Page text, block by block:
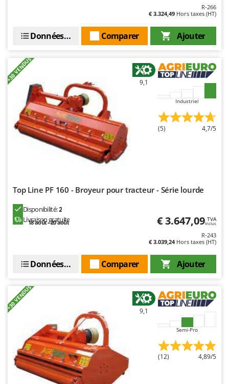
Rover Pompe
Ryobi
S.T.P.
Santos
Sbaraglia
Schnitzer
Silky
Simatech
Sirman
Smeg
Solidur
Spice Electronics
Spiralmac
Spring Protezione
Spyro
Stanley
R-266
€ 3.324,49 Hors taxes (HT)
Ajouter
Comparer
Données techniques
+30 VENDUS 9,1
Industriel
(5) 4,7/5
Top Line PF 160 - Broyeur pour tracteur - Série lourde
Disponibilité:2
Livraison gratuite
18 août - 20 août € 3.647,09 TVA
Inclus
R-243
€ 3.039,24Hors taxes (HT)
Ajouter
Comparer
Données techniques
+30 VENDUS 9,1
Semi-Pro
(12) 4,89/5